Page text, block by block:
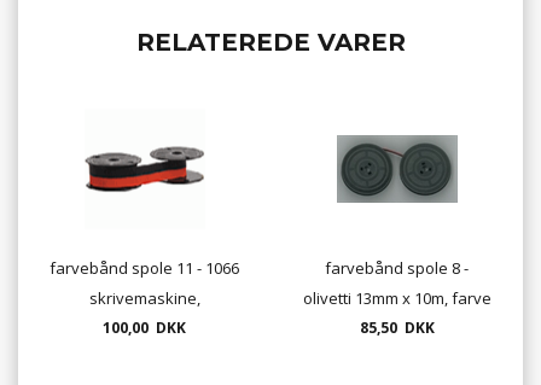
RELATEREDE VARER
farvebånd spole 11 - 1066
skrivemaskine,
100,00 DKK
farvebånd spole 8 -
olivetti 13mm x 10m, farve
sort/rød
85,50 DKK